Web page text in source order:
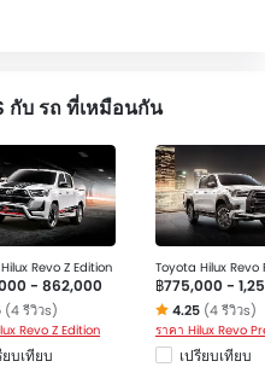
กับ รถ ที่เหมือนกัน
Revo Z Edition
- 862,000
(4 รีวิวs)
Revo Z Edition
ยบเทียบ
Toyota Hilux Revo
฿775,000 -
4.25 (4 รีวิวs)
ราคา Hilux Revo
เปรียบเทียบ